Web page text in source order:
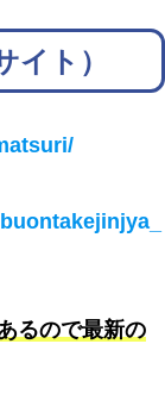
イト）
るので最新の